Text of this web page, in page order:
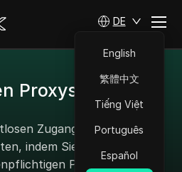
DE
English
繁體中文
Tiếng Việt
Português
Español
Proxys für 2025
Zugang zu lokalen
indem Sie unsere hoch
Proxy-Dienste